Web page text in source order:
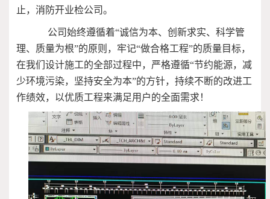
止，消防开业检公司。
公司始终遵循着“诚信为本、创新求实、科学管
理、质量为根”的原则，牢记“做合格工程”的质量目标，
在我们设计施工的全部过程中，严格遵循“节约能源，减
少环境污染，坚持安全为本”的方针，持续不断的改进工
作绩效，以优质工程来满足用户的全面需求！